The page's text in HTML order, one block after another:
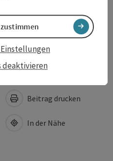
Beitrag drucken
In der Nähe
deaktivieren